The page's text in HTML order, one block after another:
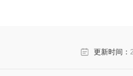
更新时间：